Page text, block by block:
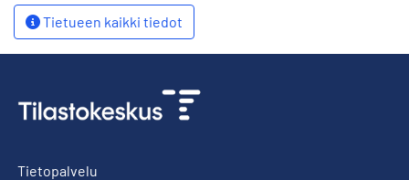
Tietueen kaikki tiedot
Tietopalvelu